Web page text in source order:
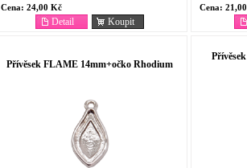
Cena: 24,00 Kč
Koupit
Detail
Cena:
Přívěsek FLAME 14mm+očko Rhodium